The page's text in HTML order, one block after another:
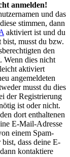
anmelden!
und das
stimmen, dann
aktiviert ist und du
bist, musst du bzw.
den
Wenn dies nicht
aktiviert
angemeldeten
musst du dies
der Registrierung
ist oder nicht.
dort enthaltenen
E-Mail-Adresse
einem Spam-
dass deine E-
kontaktiere